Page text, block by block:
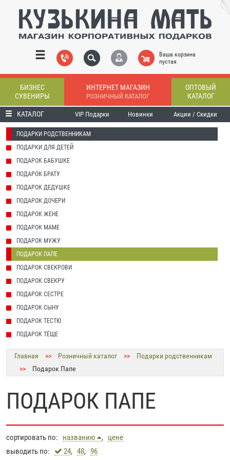
Ваша корзина
пустая
БИЗНЕС
СУВЕНИРЫ
ИНТЕРНЕТ МАГАЗИН
РОЗНИЧНЫЙ КАТАЛОГ
ОПТОВЫЙ
КАТАЛОГ
КАТАЛОГ VIP Подарки Новинки Акции / Скидки
ПОДАРКИ РОДСТВЕННИКАМ
ПОДАРКИ ДЛЯ ДЕТЕЙ
ПОДАРОК БАБУШКЕ
ПОДАРОК БРАТУ
ПОДАРОК ДЕДУШКЕ
ПОДАРОК ДОЧЕРИ
ПОДАРОК ЖЕНЕ
ПОДАРОК МАМЕ
ПОДАРОК МУЖУ
ПОДАРОК ПАПЕ
ПОДАРОК СВЕКРОВИ
ПОДАРОК СВЕКРУ
ПОДАРОК СЕСТРЕ
ПОДАРОК СЫНУ
ПОДАРОК ТЕСТЮ
ПОДАРОК ТЁЩЕ
Главная >> Розничный каталог >>
Подарки родственникам
>>
Подарок Папе
ПОДАРОК ПАПЕ
сортировать по: названию , цене
выводить по:
24, 48, 96